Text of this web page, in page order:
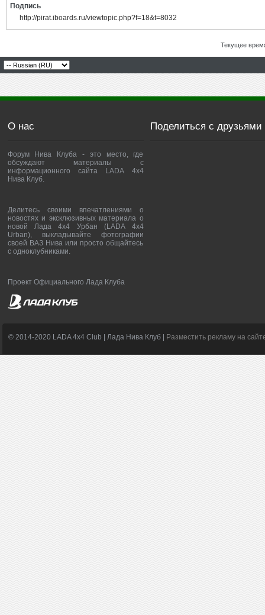
Подпись
http://pirat.iboards.ru/viewtopic.php?f=18&t=8032
Текущее
О нас
Форум Нива Клуба - это место, где
обсуждают материалы с
информационного сайта LADA 4x4
Нива Клуб.
Делитесь своими впечатлениями о
новостях и эксклюзивных материала о
новой Лада 4х4 Урбан (LADA 4x4
Urban), выкладывайте фотографии
своей ВАЗ Нива или просто общайтесь
с одноклубниками.
Проект Официального Лада Клуба
Поделиться с друзьями
© 2014-2020 LADA 4x4 Club | Лада Нива Клуб | Разместить рекламу на